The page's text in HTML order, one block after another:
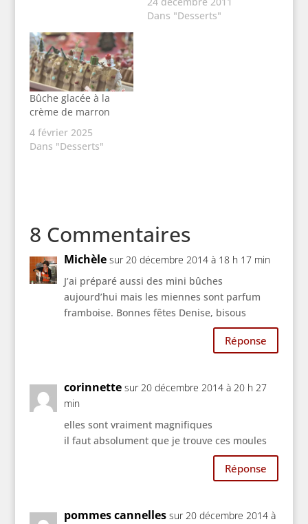
Dans "Desserts"
Bûche glacée à la
crème de marron
4 février 2025
Dans "Desserts"
8 Commentaires
Michèle sur 20 décembre 2014 à 18 h 17 min
J’ai préparé aussi des mini bûches
aujourd’hui mais les miennes sont parfum
framboise. Bonnes fêtes Denise, bisous
Réponse
corinnette sur 20 décembre 2014 à 20 h 27
min
elles sont vraiment magnifiques
il faut absolument que je trouve ces moules
Réponse
pommes cannelles sur 20 décembre 2014 à